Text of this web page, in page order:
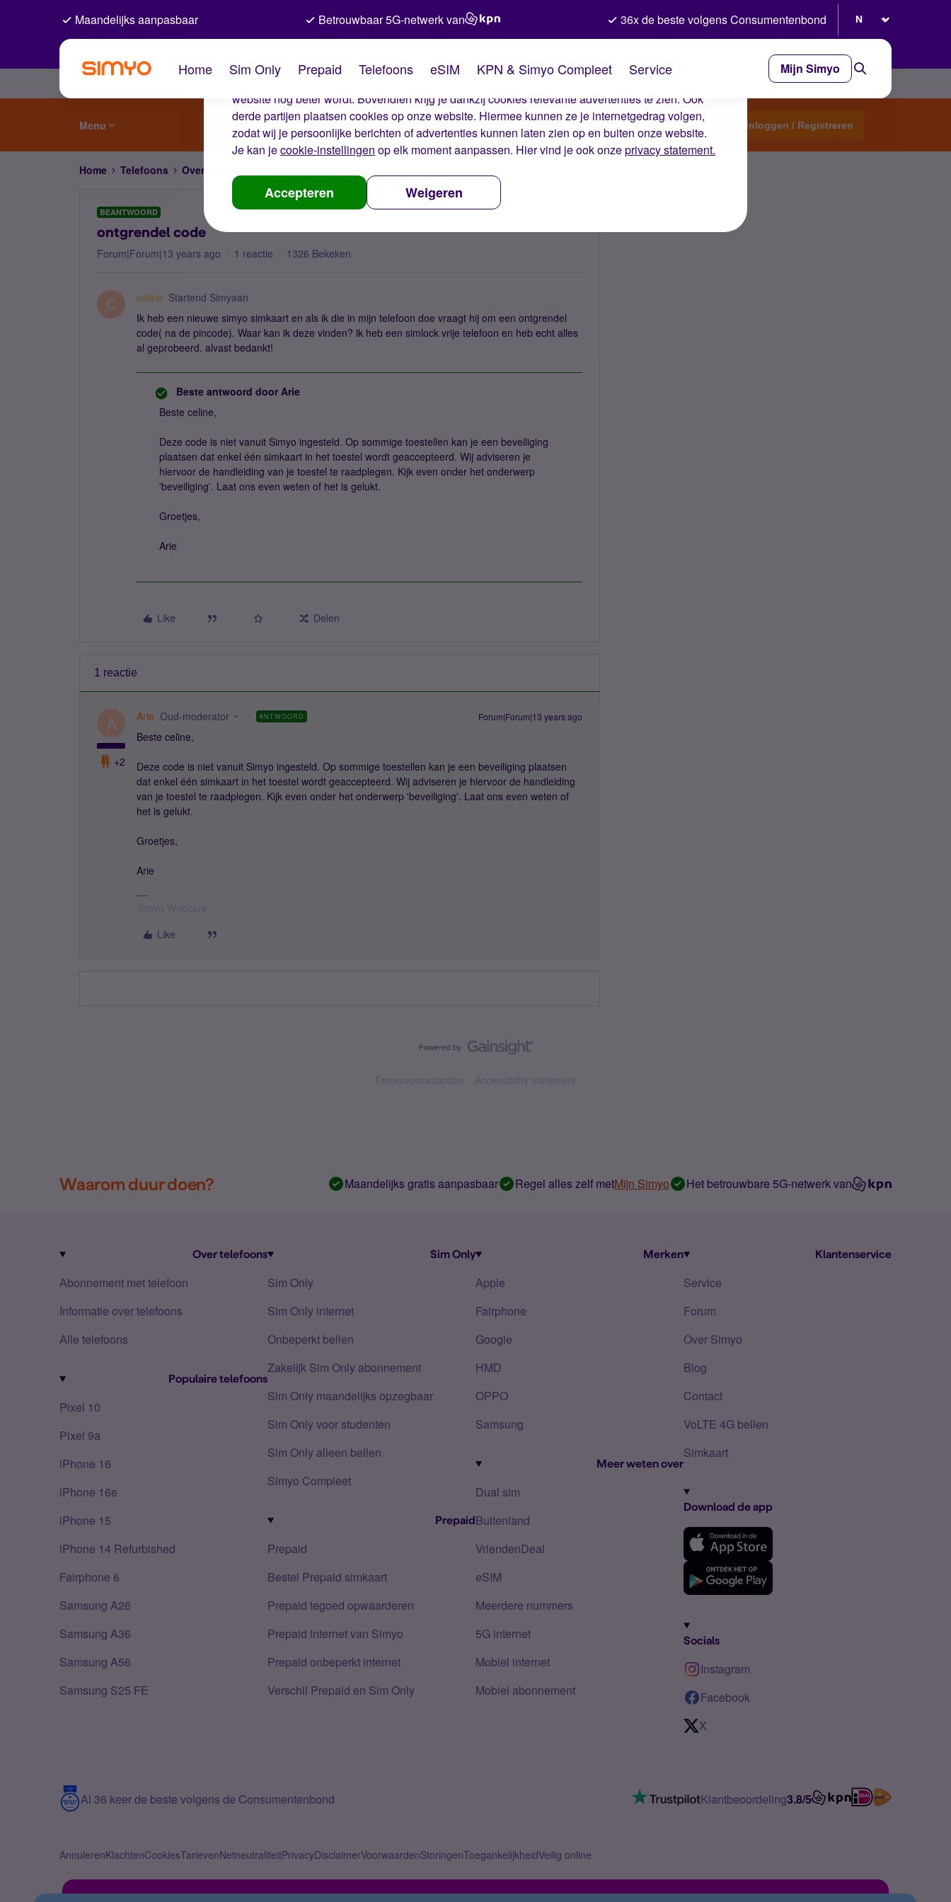
De cookies van Simyo
Wij gebruiken cookies op onze website. Met deze cookies zorgen wij ervoor dat je ervaring op de
website nog beter wordt. Bovendien krijg je dankzij cookies relevante advertenties te zien. Ook
derde partijen plaatsen cookies op onze website. Hiermee kunnen ze je internetgedrag volgen,
zodat wij je persoonlijke berichten of advertenties kunnen laten zien op en buiten onze website.
Je kan jecookie-instellingen op elk moment aanpassen. Hier vind je ook onzeprivacy statement.
Accepteren Weigeren
Maandelijks aanpasbaar Betrouwbaar 5G-netwerk van 36x de beste volgens Consumentenbond
Home Sim Only Prepaid Telefoons eSIM KPN & Simyo Compleet Service Mijn Simyo
Menu Start een topic Inloggen / Registreren
Home Telefoons Overige telefoons
BEANTWOORD
ontgrendel code
Forum|Forum|13 years ago 1 reactie 1326 Bekeken
C celine Startend Simyaan
Ik heb een nieuwe simyo simkaart en als ik die in mijn telefoon doe vraagt hij om een ontgrendel
code( na de pincode). Waar kan ik deze vinden? ik heb een simlock vrije telefoon en heb echt alles
al geprobeerd. alvast bedankt!
Beste antwoord door Arie
Beste celine,
Deze code is niet vanuit Simyo ingesteld. Op sommige toestellen kan je een beveiliging
plaatsen dat enkel één simkaart in het toestel wordt geaccepteerd. Wij adviseren je
hiervoor de handleiding van je toestel te raadplegen. Kijk even onder het onderwerp
'beveiliging'. Laat ons even weten of het is gelukt.
Groetjes,
Arie
Like Delen
1 reactie
A
+2
Arie Oud-moderator ANTWOORD Forum|Forum|13 years ago
Beste celine,
Deze code is niet vanuit Simyo ingesteld. Op sommige toestellen kan je een beveiliging plaatsen
dat enkel één simkaart in het toestel wordt geaccepteerd. Wij adviseren je hiervoor de handleiding
van je toestel te raadplegen. Kijk even onder het onderwerp 'beveiliging'. Laat ons even weten of
het is gelukt.
Groetjes,
Arie
Like
Forumvoorwaarden Accessibility statement
Waarom duur doen? Maandelijks gratis aanpasbaar Regel alles zelf metMijn Simyo Het betrouwbare 5G-netwerk van
Over telefoons
Abonnement met telefoon
Informatie over telefoons
Alle telefoons
Populaire telefoons
Pixel 10
Pixel 9a
iPhone 16
iPhone 16e
iPhone 15
iPhone 14 Refurbished
Fairphone 6
Samsung A26
Samsung A36
Samsung A56
Samsung S25 FE
Sim Only
Sim Only
Sim Only internet
Onbeperkt bellen
Zakelijk Sim Only abonnement
Sim Only maandelijks opzegbaar
Sim Only voor studenten
Sim Only alleen bellen
Simyo Compleet
Prepaid
Prepaid
Bestel Prepaid simkaart
Prepaid tegoed opwaarderen
Prepaid internet van Simyo
Prepaid onbeperkt internet
Verschil Prepaid en Sim Only
Merken
Apple
Fairphone
Google
HMD
OPPO
Samsung
Meer weten over
Dual sim
Buitenland
VriendenDeal
eSIM
Meerdere nummers
5G internet
Mobiel internet
Mobiel abonnement
Klantenservice
Service
Forum
Over Simyo
Blog
Contact
VoLTE 4G bellen
Simkaart
Download de app
Socials
Instagram
Facebook
X
Al 36 keer de beste volgens de Consumentenbond Klantbeoordeling3.8/5
AnnulerenKlachtenCookiesTarievenNetneutraliteitPrivacyDisclaimerVoorwaardenStoringenToegankelijkheidVeilig online